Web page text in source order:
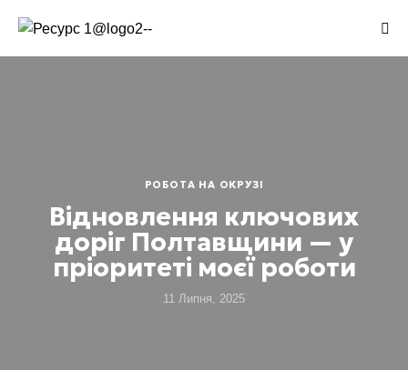
РОБОТА НА ОКРУЗІ
Відновлення ключових
доріг Полтавщини — у
пріоритеті моєї роботи
11 Липня, 2025